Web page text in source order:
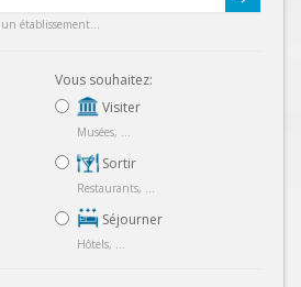
établissement...
Vous souhaitez:
Visiter
Musées, ...
Sortir
Restaurants, ...
Séjourner
Hôtels, ...